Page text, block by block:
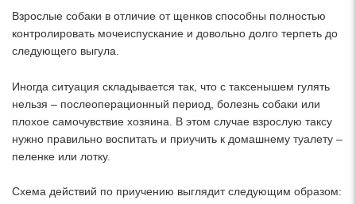
Взрослые собаки в отличие от щенков способны полностью
контролировать мочеиспускание и довольно долго терпеть до
следующего выгула.
Иногда ситуация складывается так, что с таксенышем гулять
нельзя – послеоперационный период, болезнь собаки или
плохое самочувствие хозяина. В этом случае взрослую таксу
нужно правильно воспитать и приучить к домашнему туалету –
пеленке или лотку.
Схема действий по приучению выглядит следующим образом: